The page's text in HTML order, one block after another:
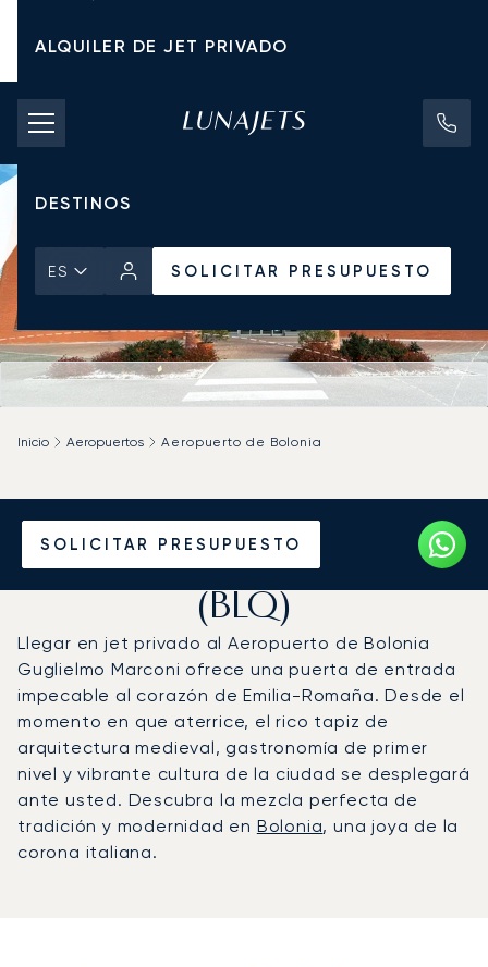
ALQUILER DE JET PRIVADO
TARIFAS DE CHÁRTER
JETS PRIVADOS
DESTINOS
ES SOLICITAR PRESUPUESTO
SOLICITAR PRESUPUESTO
Inicio Aeropuertos Aeropuerto de Bolonia
Vuele en Jet Privado al
Aeropuerto de Bolonia
(BLQ)
Llegar en jet privado al Aeropuerto de Bolonia
Guglielmo Marconi ofrece una puerta de entrada
impecable al corazón de Emilia-Romaña. Desde el
momento en que aterrice, el rico tapiz de
arquitectura medieval, gastronomía de primer
nivel y vibrante cultura de la ciudad se desplegará
ante usted. Descubra la mezcla perfecta de
tradición y modernidad en Bolonia, una joya de la
corona italiana.